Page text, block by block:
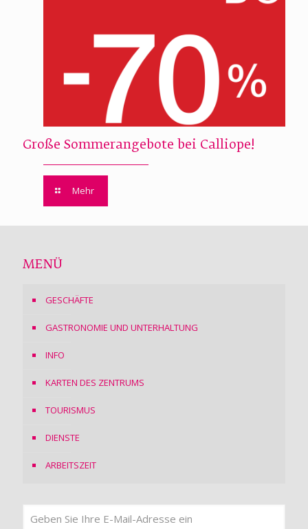
Große Sommerangebote bei Calliope!
Mehr
MENÜ
GESCHÄFTE
GASTRONOMIE UND UNTERHALTUNG
INFO
KARTEN DES ZENTRUMS
TOURISMUS
DIENSTE
ARBEITSZEIT